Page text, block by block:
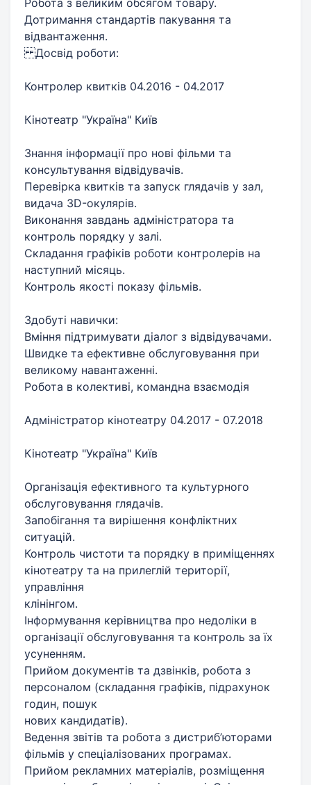
Дотримання стандартів пакування та
відвантаження.
Досвід роботи:
Контролер квитків 04.2016 - 04.2017
Кінотеатр "Україна" Київ
Знання інформації про нові фільми та
консультування відвідувачів.
Перевірка квитків та запуск глядачів у зал,
видача 3D-окулярів.
Виконання завдань адміністратора та
контроль порядку у залі.
Складання графіків роботи контролерів на
наступний місяць.
Контроль якості показу фільмів.
Здобуті навички:
Вміння підтримувати діалог з відвідувачами.
Швидке та ефективне обслуговування при
великому навантаженні.
Робота в колективі, командна взаємодія
Адміністратор кінотеатру 04.2017 - 07.2018
Кінотеатр "Україна" Київ
Організація ефективного та культурного
обслуговування глядачів.
Запобігання та вирішення конфліктних
ситуацій.
Контроль чистоти та порядку в приміщеннях
кінотеатру та на прилеглій території,
управління
клінінгом.
Інформування керівництва про недоліки в
організації обслуговування та контроль за їх
усуненням.
Прийом документів та дзвінків, робота з
персоналом (складання графіків, підрахунок
годин, пошук
нових кандидатів).
Ведення звітів та робота з дистриб’юторами
фільмів у спеціалізованих програмах.
Прийом рекламних матеріалів, розміщення